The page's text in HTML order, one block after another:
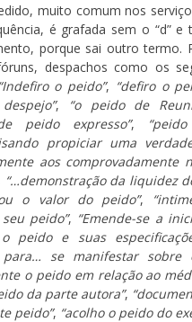
muito comum nos
é grafada sem o “d” e
porque sai outro termo.
despachos como os
“Indefiro o peido”, “defiro o
, “o peido de
peido expresso”,
propiciar uma
aos comprovadamente
“…demonstração da liquidez
o valor do peido”,
peido”, “Emende-se a
peido e suas
para… se manifestar
o peido em relação ao
da parte autora”,
peido”, “acolho o peido do